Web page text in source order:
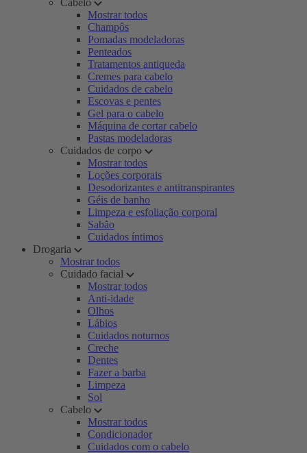
Cabelo
Mostrar todos
Champôs
Pomadas modeladoras
Penteados
Tratamentos antiqueda
Cremes para cabelo
Cuidados de cabelo
Escovas e pentes
Gel para o cabelo
Máquina de cortar cabelo
Pastas modeladoras
Cuidados de corpo
Mostrar todos
Loções corporais
Desodorizantes e antitranspirantes
Géis de banho
Limpeza e esfoliação corporal
Sabão
Cuidados íntimos
Drogaria
Mostrar todos
Cuidado facial
Mostrar todos
Anti-idade
Olhos
Lábios
Cuidados noturnos
Creche
Dentes
Fazer a barba
Limpeza
Sol
Cabelo
Mostrar todos
Condicionador
Cuidados com o cabelo